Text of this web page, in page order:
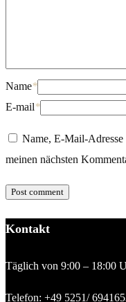
Name*
E-mail*
Name, E-Mail-
meinen nächsten
Kontakt
Täglich von 9:00 – 18:00
Telefon: +49 5251/